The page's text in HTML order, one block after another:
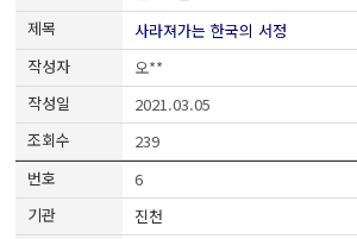
사라져가는 한국의 서정
오**
2021.03.05
239
6
진천